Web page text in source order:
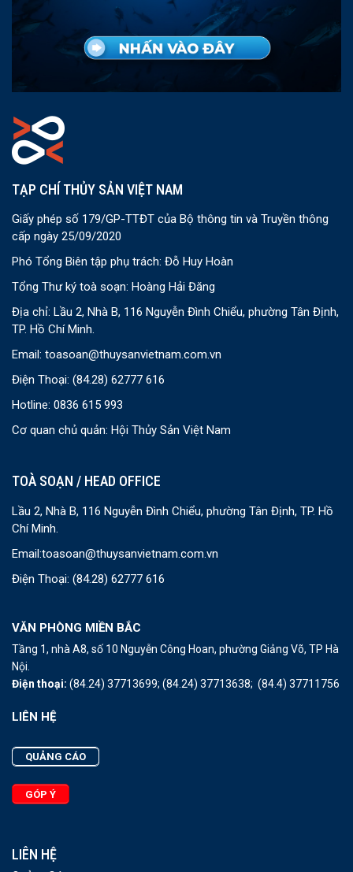
TẠP CHÍ THỦY SẢN VIỆT NAM
Giấy phép số 179/GP-TTĐT của Bộ thông tin và Truyền thông
cấp ngày 25/09/2020
Phó Tổng Biên tập phụ trách: Đỗ Huy Hoàn
Tổng Thư ký toà soạn: Hoàng Hải Đăng
Địa chỉ: Lầu 2, Nhà B, 116 Nguyễn Đình Chiểu, phường Tân Định,
TP. Hồ Chí Minh.
Email: toasoan@thuysanvietnam.com.vn
Điện Thoại: (84.28) 62777 616
Hotline: 0836 615 993
Cơ quan chủ quản: Hội Thủy Sản Việt Nam
TOÀ SOẠN / HEAD OFFICE
Lầu 2, Nhà B, 116 Nguyễn Đình Chiểu, phường Tân Định, TP. Hồ
Chí Minh.
Email:toasoan@thuysanvietnam.com.vn
Điện Thoại: (84.28) 62777 616
VĂN PHÒNG MIỀN BẮC
Tầng 1, nhà A8, số 10 Nguyễn Công Hoan, phường Giảng Võ, TP Hà
Nội.
Điện thoại: (84.24) 37713699; (84.24) 37713638; (84.4) 37711756
LIÊN HỆ
QUẢNG CÁO
GÓP Ý
LIÊN HỆ